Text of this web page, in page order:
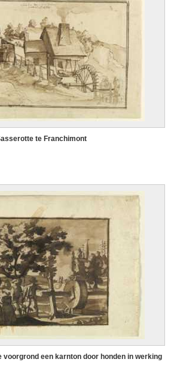
te Franchimont
voorgrond een karnton door honden in werking